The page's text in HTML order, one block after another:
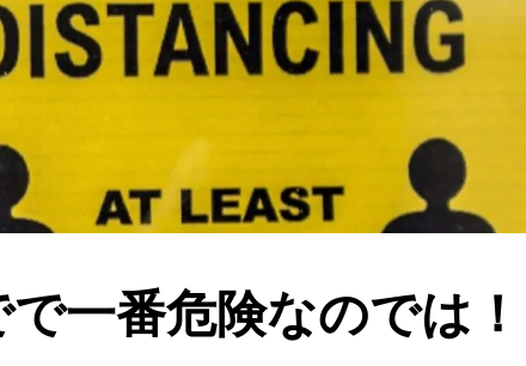
一番危険なのでは！